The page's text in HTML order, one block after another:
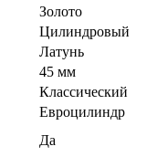
Золото
Цилиндровый
Латунь
45 мм
Классический
Евроцилиндр
Да